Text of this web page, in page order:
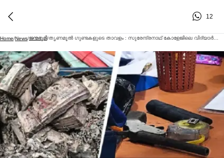
12
Home/News/ജന്മഭൂമി/